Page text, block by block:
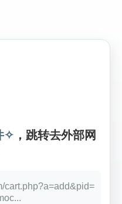
✧ ，跳转去外部网
cart.php?a=add&pid=